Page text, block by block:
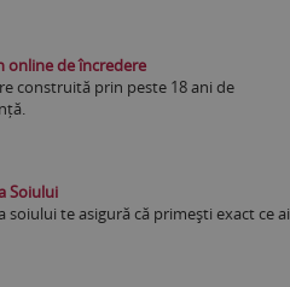
online de încredere
construită prin peste 18 ani de
Soiului
soiului te asigură că primești exact ce ai